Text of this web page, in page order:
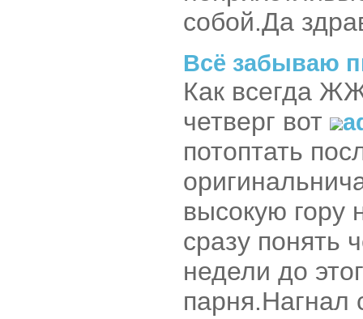
собой.Да
Всё забываю
Как всегда
четверг вот
потоптать
высокую
сразу понять
недели до
парня.Нагнал